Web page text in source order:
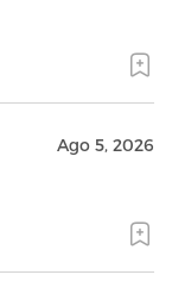
Ago 5, 2026